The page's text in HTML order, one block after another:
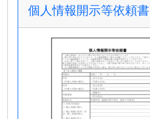
個人情報開示等依頼書